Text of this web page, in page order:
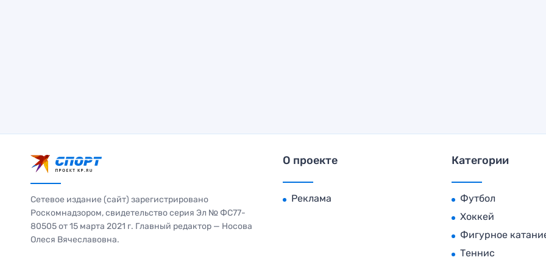
Сетевое издание (сайт) зарегистрировано
Роскомнадзором, свидетельство серия Эл № ФС77-
80505 от 15 марта 2021 г. Главный редактор — Носова
Олеся Вячеславовна.
О проекте
Реклама
Категории
Футбол
Хоккей
Фигурное
Теннис